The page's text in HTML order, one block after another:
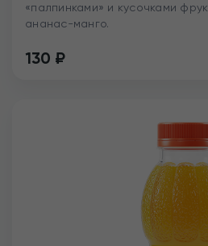
«палпинками» и кусочками
ананас-манго.
130 ₽